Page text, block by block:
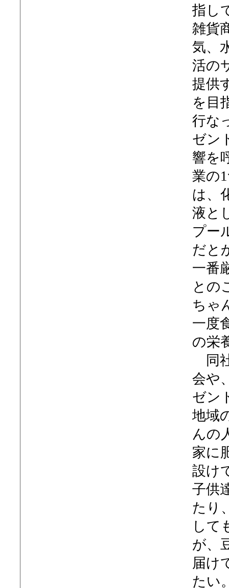
指し
雑貨
気、
活の
提供
を目
行な
ゼン
響を
業の
は、
液と
プー
だと
一番
との
ちゃ
一度
の栄
同
会や
ゼン
地域
んの
家に
設け
子供
たり
して
が、
届け
たい